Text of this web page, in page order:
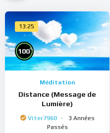
13:25
100%
Méditation
Distance (Message de
Lumière)
Viter7960
3 Années
Passés